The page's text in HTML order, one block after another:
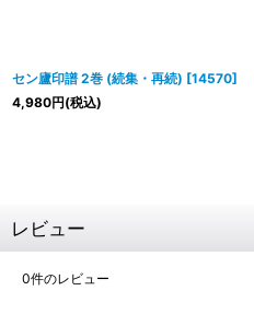
セン廬印譜 2巻 (続集・再続) [14570]
4,980円(税込)
レビュー
0件のレビュー